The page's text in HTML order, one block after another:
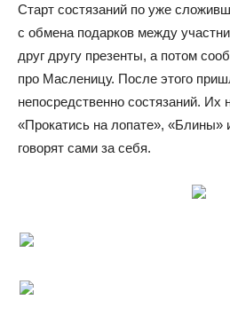
Старт состязаний по уже
с обмена подарков между
друг другу презенты, а потом
про Масленицу. После этого
непосредственно состязаний. Их
«Прокатись на лопате», «Блины»
говорят сами за себя.